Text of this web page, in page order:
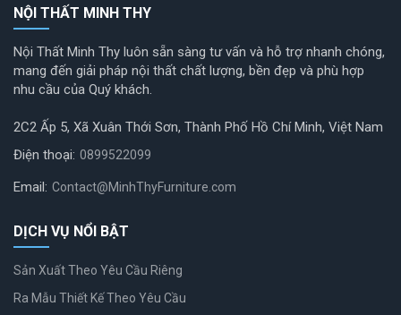
NỘI THẤT MINH THY
Nội Thất Minh Thy luôn sẵn sàng tư vấn và hỗ trợ nhanh chóng,
mang đến giải pháp nội thất chất lượng, bền đẹp và phù hợp
nhu cầu của Quý khách.
2C2 Ấp 5, Xã Xuân Thới Sơn, Thành Phố Hồ Chí Minh, Việt Nam
Điện thoại: 0899522099
Email: Contact@MinhThyFurniture.com
DỊCH VỤ NỔI BẬT
Sản Xuất Theo Yêu Cầu Riêng
Ra Mẫu Thiết Kế Theo Yêu Cầu